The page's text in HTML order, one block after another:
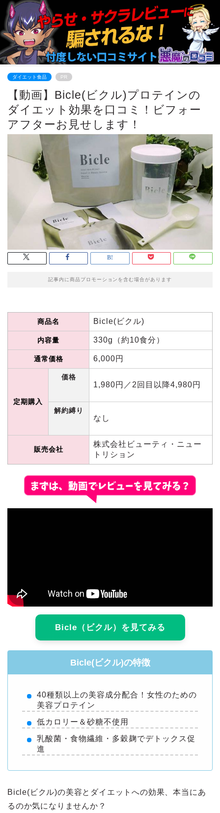
ダイエット食品 PR
【動画】Bicle(ビクル)プロテインの
ダイエット効果を口コミ！ビフォー
アフターお見せします！
記事内に商品プロモーションを含む場合があります
商品名 Bicle(ビクル)
内容量 330g（約10食分）
通常価格 6,000円
定期購入
価格
1,980円／2回目以降4,980円
解約縛り
なし
販売会社
株式会社ビューティ・ニュー
トリション
Bicle（ビクル）を見てみる
Bicle(ビクル)の特徴
40種類以上の美容成分配合！女性のための
美容プロテイン
低カロリー＆砂糖不使用
乳酸菌・食物繊維・多穀麹でデトックス促
進
Bicle(ビクル)の美容とダイエットへの効果、本当にあ
るのか気になりませんか？